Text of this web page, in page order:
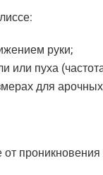
руки;
или пуха
для